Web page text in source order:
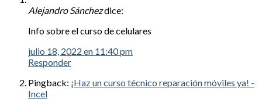
Alejandro Sánchezdice:
Info sobre el curso de celulares
julio 18, 2022 en 11:40 pm
Responder
Pingback: ¡Haz un curso técnico reparación móviles ya! -
Incel